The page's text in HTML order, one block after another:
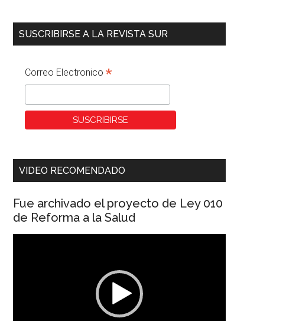
SUSCRIBIRSE A LA REVISTA SUR
Correo Electronico *
VIDEO RECOMENDADO
Fue archivado el proyecto de Ley 010
de Reforma a la Salud